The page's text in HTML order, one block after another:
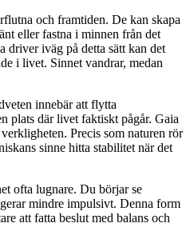
och framtiden. De kan skapa
ellerfastna i minnen från det
driveriväg på detta sätt kan det
i livet. Sinnet vandrar, medan
innebäratt flytta
plats därlivet faktiskt pågår. Gaia
verkligheten. Precis som naturen rör
sinne hitta stabilitet närdet
ofta lugnare. Du börjarse
mindre impulsivt. Denna form
att fatta beslut med balans och